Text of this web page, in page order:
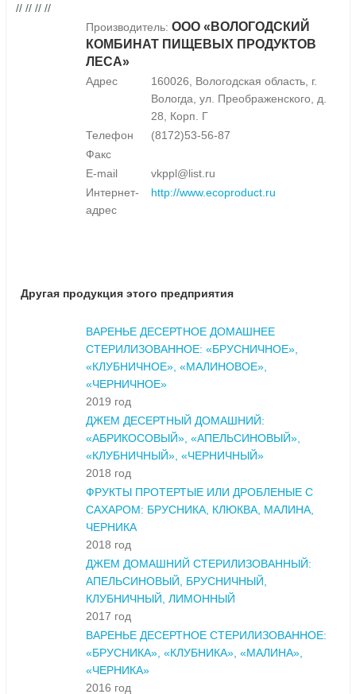
// // // //
Производитель: ООО «ВОЛОГОДСКИЙ
КОМБИНАТ ПИЩЕВЫХ ПРОДУКТОВ
ЛЕСА»
Адрес
160026, Вологодская область, г.
Вологда, ул. Преображенского, д.
28, Корп. Г
Телефон
(8172)53-56-87
Факс
E-mail
vkppl@list.ru
Интернет-
адрес
http://www.ecoproduct.ru
Другая продукция этого предприятия
ВАРЕНЬЕ ДЕСЕРТНОЕ ДОМАШНЕЕ
СТЕРИЛИЗОВАННОЕ: «БРУСНИЧНОЕ»,
«КЛУБНИЧНОЕ», «МАЛИНОВОЕ»,
«ЧЕРНИЧНОЕ»
2019 год
ДЖЕМ ДЕСЕРТНЫЙ ДОМАШНИЙ:
«АБРИКОСОВЫЙ», «АПЕЛЬСИНОВЫЙ»,
«КЛУБНИЧНЫЙ», «ЧЕРНИЧНЫЙ»
2018 год
ФРУКТЫ ПРОТЕРТЫЕ ИЛИ ДРОБЛЕНЫЕ С
САХАРОМ: БРУСНИКА, КЛЮКВА, МАЛИНА,
ЧЕРНИКА
2018 год
ДЖЕМ ДОМАШНИЙ СТЕРИЛИЗОВАННЫЙ:
АПЕЛЬСИНОВЫЙ, БРУСНИЧНЫЙ,
КЛУБНИЧНЫЙ, ЛИМОННЫЙ
2017 год
ВАРЕНЬЕ ДЕСЕРТНОЕ СТЕРИЛИЗОВАННОЕ:
«БРУСНИКА», «КЛУБНИКА», «МАЛИНА»,
«ЧЕРНИКА»
2016 год